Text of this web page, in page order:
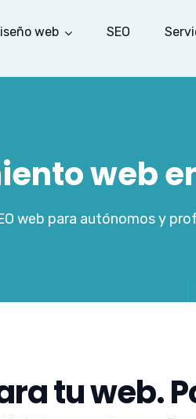
web SEO
web
web para autónomos y
tu web.